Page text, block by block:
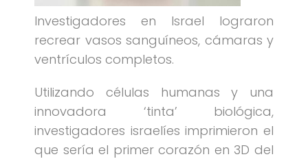
Investigadores en Israel lograron
recrear vasos sanguíneos, cámaras y
ventrículos completos.
Utilizando células humanas y una
innovadora ‘tinta’ biológica,
investigadores israelíes imprimieron el
que sería el primer corazón en 3D del